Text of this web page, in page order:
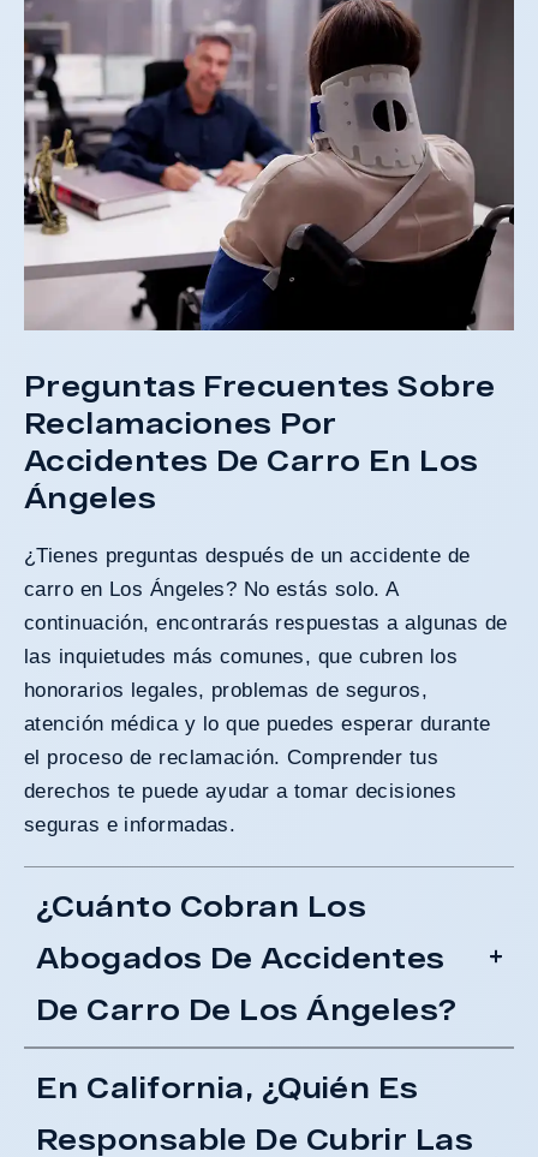
Preguntas Frecuentes Sobre
Reclamaciones Por
Accidentes De Carro En Los
Ángeles
¿Tienes preguntas después de un accidente de
carro en Los Ángeles? No estás solo. A
continuación, encontrarás respuestas a algunas de
las inquietudes más comunes, que cubren los
honorarios legales, problemas de seguros,
atención médica y lo que puedes esperar durante
el proceso de reclamación. Comprender tus
derechos te puede ayudar a tomar decisiones
seguras e informadas.
¿Cuánto Cobran Los
Abogados De Accidentes
De Carro De Los Ángeles?
En California, ¿Quién Es
Responsable De Cubrir Las